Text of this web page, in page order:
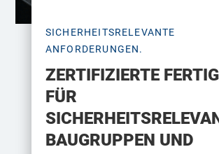
SICHERHEITSRELEVANTE
ANFORDERUNGEN.
ZERTIFIZIERTE
FÜR
BAUGRUPPEN UND